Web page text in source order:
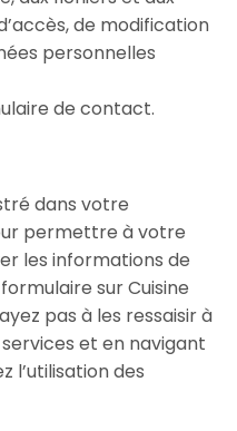
de modification
personnelles
de contact.
dans votre
permettre à votre
les informations de
sur Cuisine
pas à les ressaisir à
et en navigant
l’utilisation des